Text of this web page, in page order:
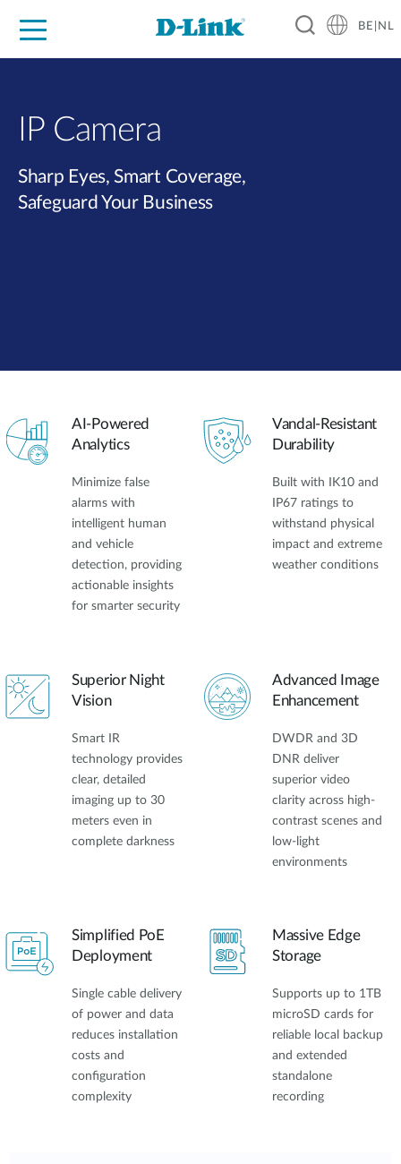
BE|NL
IP Camera
Sharp Eyes, Smart Coverage,
Safeguard Your Business
AI-Powered
Analytics
Minimize false
alarms with
intelligent human
and vehicle
detection, providing
actionable insights
for smarter security
Vandal-Resistant
Durability
Built with IK10 and
IP67 ratings to
withstand physical
impact and extreme
weather conditions
Superior Night
Vision
Smart IR
technology provides
clear, detailed
imaging up to 30
meters even in
complete darkness
Advanced Image
Enhancement
DWDR and 3D
DNR deliver
superior video
clarity across high-
contrast scenes and
low-light
environments
Simplified PoE
Deployment
Single cable delivery
of power and data
reduces installation
costs and
configuration
complexity
Massive Edge
Storage
Supports up to 1TB
microSD cards for
reliable local backup
and extended
standalone
recording